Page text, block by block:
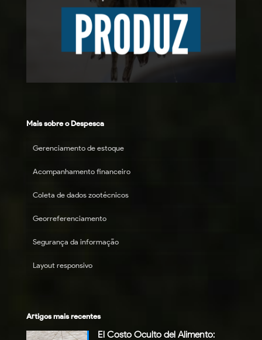
Mais sobre o Despesca
Gerenciamento de estoque
Acompanhamento financeiro
Coleta de dados zootécnicos
Georreferenciamento
Segurança da informação
Layout responsivo
Artigos mais recentes
El Costo Oculto del Alimento: